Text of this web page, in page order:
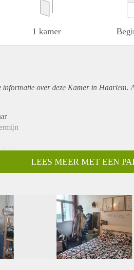
1 kamer
over deze Kamer in Haarlem.
huur
LEES MEER MET EEN